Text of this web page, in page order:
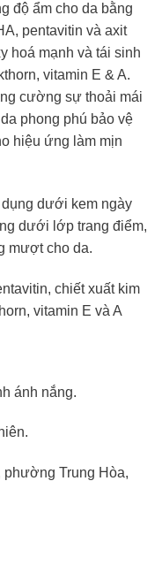
độ ẩm cho da bằng
pentavitin và axit
hoá mạnh và tái sinh
vitamin E & A.
cường sự thoải mái
phong phú bảo vệ
hiệu ứng làm mịn
dưới kem ngày
dưới lớp trang điểm,
mượt cho da.
chiết xuất kim
vitamin E và A
ánh nắng.
phường Trung Hòa,